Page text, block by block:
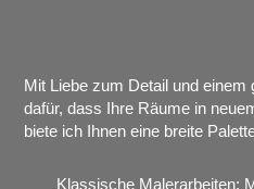
Mit Liebe zum Detail und einem
dafür, dass Ihre Räume in
biete ich Ihnen eine breite
Klassische Malerarbeiten: